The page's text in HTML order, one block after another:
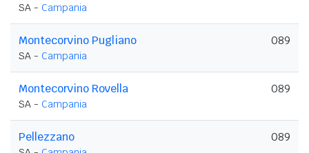
SA - Campania
Montecorvino Pugliano
SA - Campania
089
Montecorvino Rovella
SA - Campania
089
Pellezzano 089